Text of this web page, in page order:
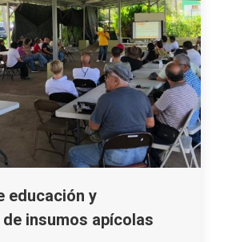
educación y
insumos apícolas